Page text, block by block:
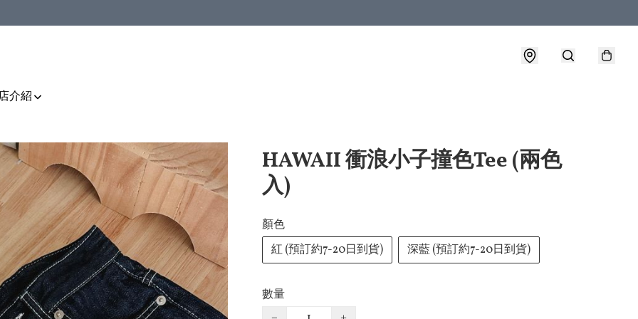
介紹
HAWAII 衝浪小子撞色Tee (兩色
入)
顏色
紅 (預訂約7-20日到貨)
深藍 (預訂約7-20日到貨)
數量